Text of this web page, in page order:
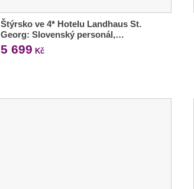
Štýrsko ve 4* Hotelu Landhaus St.
Georg: Slovenský personál,…
5 699 Kč